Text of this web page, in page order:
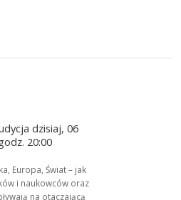
dzisiaj, 06
20:00
Europa, Świat – jak
i naukowców oraz
na otaczającą